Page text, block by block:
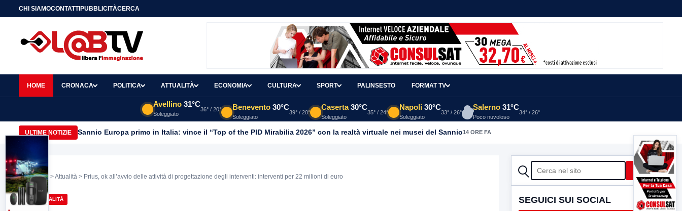
CHI SIAMOCONTATTIPUBBLICITÀCERCA
HOME CRONACA POLITICA ATTUALITÀ ECONOMIA CULTURA SPORT PALINSESTO FORMAT TV
Avellino 31°C
Soleggiato
36° / 20° Benevento 30°C
Soleggiato
39° / 20°
Caserta 30°C
Soleggiato
35° / 24°
Napoli 30°C
Soleggiato
33° / 26°
Salerno 31°C
Poco nuvoloso
34° / 26°
ULTIME NOTIZIE Sannio Europa primo in Italia: vince il “Top of the PID Mirabilia 2026” con la realtà virtuale nei musei del Sannio14 ORE FA
Home >Attualità > Prius, ok all’avvio delle attività di progettazione degli interventi: interventi per 22 milioni di euro
ATTUALITÀ
CERCA Cerca
SEGUICI SUI SOCIAL